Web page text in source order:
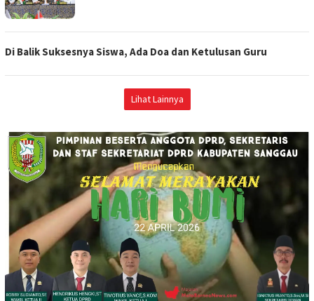
Di Balik Suksesnya Siswa, Ada Doa dan Ketulusan Guru
Lihat Lainnya